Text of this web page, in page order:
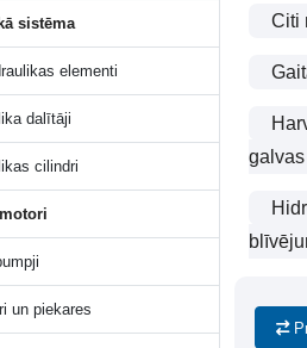
sistēma
elementi
dalītāji
cilindri
un piekares
Citi
galvas